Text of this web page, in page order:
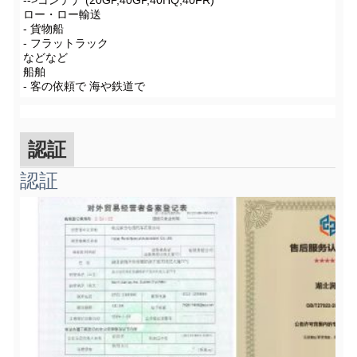
ロー・ロー輸送
- 貨物船
- フラットラック
などなど
船舶
- 客の依頼で 海や鉄道で
認証
認証